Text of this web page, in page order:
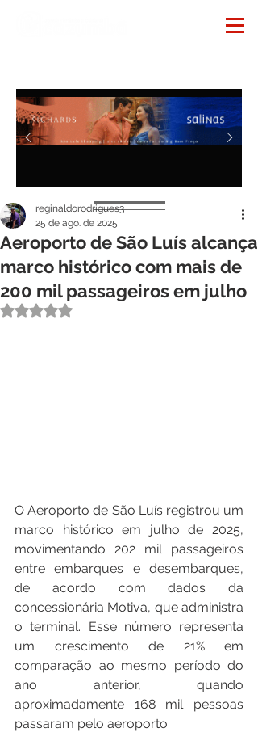
Aeroporto de São Luís alcança
marco histórico com mais de
200 mil passageiros em julho
reginaldorodrigues3
25 de ago. de 2025
Avaliado com NaN de 5 estrelas.
O Aeroporto de São Luís registrou um
marco histórico em julho de 2025,
movimentando 202 mil passageiros
entre embarques e desembarques,
de acordo com dados da
concessionária Motiva, que administra
o terminal. Esse número representa
um crescimento de 21% em
comparação ao mesmo período do
ano anterior, quando
aproximadamente 168 mil pessoas
passaram pelo aeroporto.